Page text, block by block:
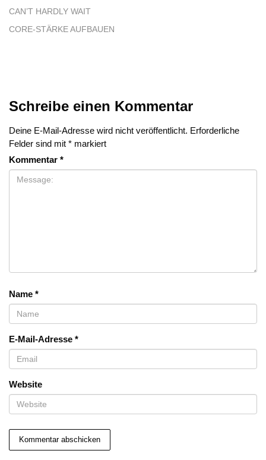
CAN’T HARDLY WAIT
CORE-STÄRKE AUFBAUEN
Schreibe einen Kommentar
Deine E-Mail-Adresse wird nicht veröffentlicht. Erforderliche
Felder sind mit * markiert
Kommentar *
Name *
E-Mail-Adresse *
Website